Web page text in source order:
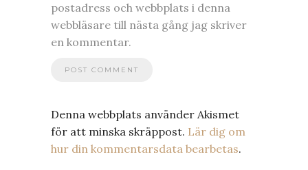
postadress och webbplats i denna
webbläsare till nästa gång jag skriver
en kommentar.
Denna webbplats använder Akismet
för att minska skräppost. Lär dig om
hur din kommentarsdata bearbetas.